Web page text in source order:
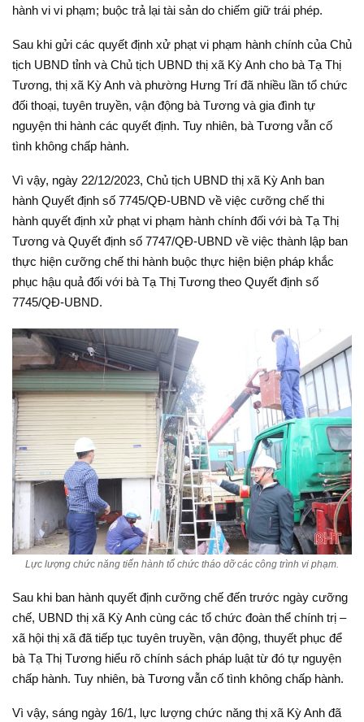
hành vi vi phạm; buộc trả lại tài sản do chiếm giữ trái phép.
Sau khi gửi các quyết định xử phạt vi phạm hành chính của Chủ
tịch UBND tỉnh và Chủ tịch UBND thị xã Kỳ Anh cho bà Tạ Thị
Tương, thị xã Kỳ Anh và phường Hưng Trí đã nhiều lần tổ chức
đối thoại, tuyên truyền, vận động bà Tương và gia đình tự
nguyện thi hành các quyết định. Tuy nhiên, bà Tương vẫn cố
tình không chấp hành.
Vì vậy, ngày 22/12/2023, Chủ tịch UBND thị xã Kỳ Anh ban
hành Quyết định số 7745/QĐ-UBND về việc cưỡng chế thi
hành quyết định xử phạt vi phạm hành chính đối với bà Tạ Thị
Tương và Quyết định số 7747/QĐ-UBND về việc thành lập ban
thực hiện cưỡng chế thi hành buộc thực hiện biện pháp khắc
phục hậu quả đối với bà Tạ Thị Tương theo Quyết định số
7745/QĐ-UBND.
Lực lượng chức năng tiến hành tổ chức tháo dỡ các công trình vi phạm.
Sau khi ban hành quyết định cưỡng chế đến trước ngày cưỡng
chế, UBND thị xã Kỳ Anh cùng các tổ chức đoàn thể chính trị –
xã hội thị xã đã tiếp tục tuyên truyền, vận động, thuyết phục để
bà Tạ Thị Tương hiểu rõ chính sách pháp luật từ đó tự nguyện
chấp hành. Tuy nhiên, bà Tương vẫn cố tình không chấp hành.
Vì vậy, sáng ngày 16/1, lực lượng chức năng thị xã Kỳ Anh đã